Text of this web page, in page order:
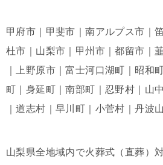
甲府市｜甲斐市｜南アルプス市｜
杜市｜山梨市｜甲州市｜都留市｜
｜上野原市｜富士河口湖町｜昭和
町｜身延町｜南部町｜忍野村｜山
｜道志村｜早川町｜小菅村｜丹波
山梨県全地域内で火葬式（直葬）